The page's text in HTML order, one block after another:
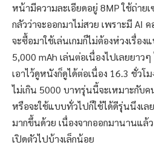
หน้ามีความละเอียดอยู่ 8MP ใช้ถ่าย
กลัวว่าจะออกมาไม่สวย เพราะมี AI
จะซื้อมาใช้เล่นเกมก็ไม่ต้องห่วงเรื่อง
5,000 mAh เล่นต่อเนื่องไปเลยยาว
เอาไว้ดูหนังก็ดูได้ต่อเนื่อง 16.3 ชั่วโ
ไม่เกิน 5000 บาทรุ่นนี้จะเหมาะกับค
หรือจะใช้แบบทั่วไปก็ใช้ได้ดีรุ่นนึงเ
มากขึ้นด้วย เนื่องจากออกมานานแล้ว
เปิดตัวไปบ้างเล็กน้อย